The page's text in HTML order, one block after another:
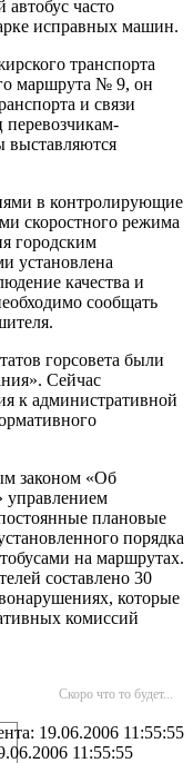
часто
исправных машин.
транспорта
маршрута № 9, он
и связи
перевозчикам­
выставляются
в контролирующие
скоростного режима
городским
установлена
качества и
сообщать
горсовета были
Сейчас
к административной
законом «Об
управлением
плановые
порядка
на маршрутах.
составлено 30
которые
комиссий
Скоро что то будет...
19.06.2006 11:55:55
11:55:55